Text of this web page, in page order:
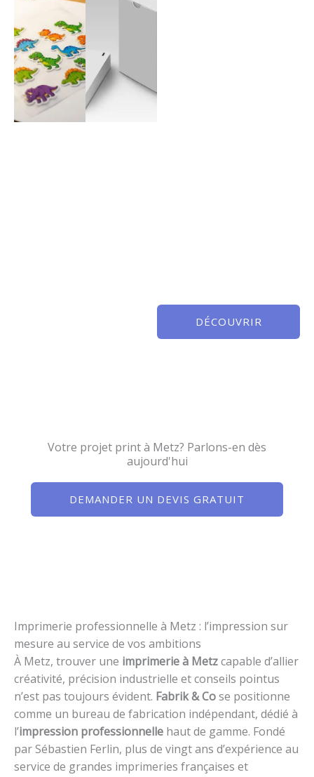
DÉCOUVRIR
Votre projet print à Metz? Parlons-en dès
aujourd'hui
DEMANDER UN DEVIS GRATUIT
Imprimerie professionnelle à Metz : l’impression sur
mesure au service de vos ambitions
À Metz, trouver une imprimerie à Metzcapable d’allier
créativité, précision industrielle et conseils pointus
n’est pas toujours évident. Fabrik & Cose positionne
comme un bureau de fabrication indépendant, dédié à
l’impression professionnelle haut de gamme. Fondé
par Sébastien Ferlin, plus de vingt ans d’expérience au
service de grandes imprimeries françaises et